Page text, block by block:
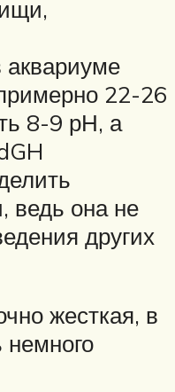
22-26
8-9 рН, а
ведь она не
других
жесткая, в